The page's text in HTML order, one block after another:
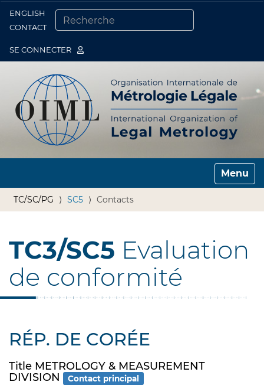
ENGLISH
CONTACT
SE CONNECTER
Toggle
TC/SC/PG SC5 Contacts
TC3/SC5 Evaluation
de conformité
RÉP. DE CORÉE
Title METROLOGY & MEASUREMENT
DIVISION
Contact principal